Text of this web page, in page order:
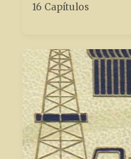
16 Capítulos